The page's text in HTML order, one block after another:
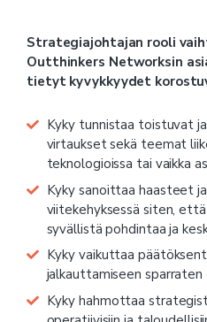
Strategiajohtajan rooli
Outthinkers Networksin
tietyt kyvykkyydet
Kyky tunnistaa toistuvat
virtaukset sekä teemat
teknologioissa tai vaikka
Kyky sanoittaa haasteet
viitekehyksessä siten,
syvällistä pohdintaa ja
Kyky vaikuttaa
jalkauttamiseen
Kyky hahmottaa